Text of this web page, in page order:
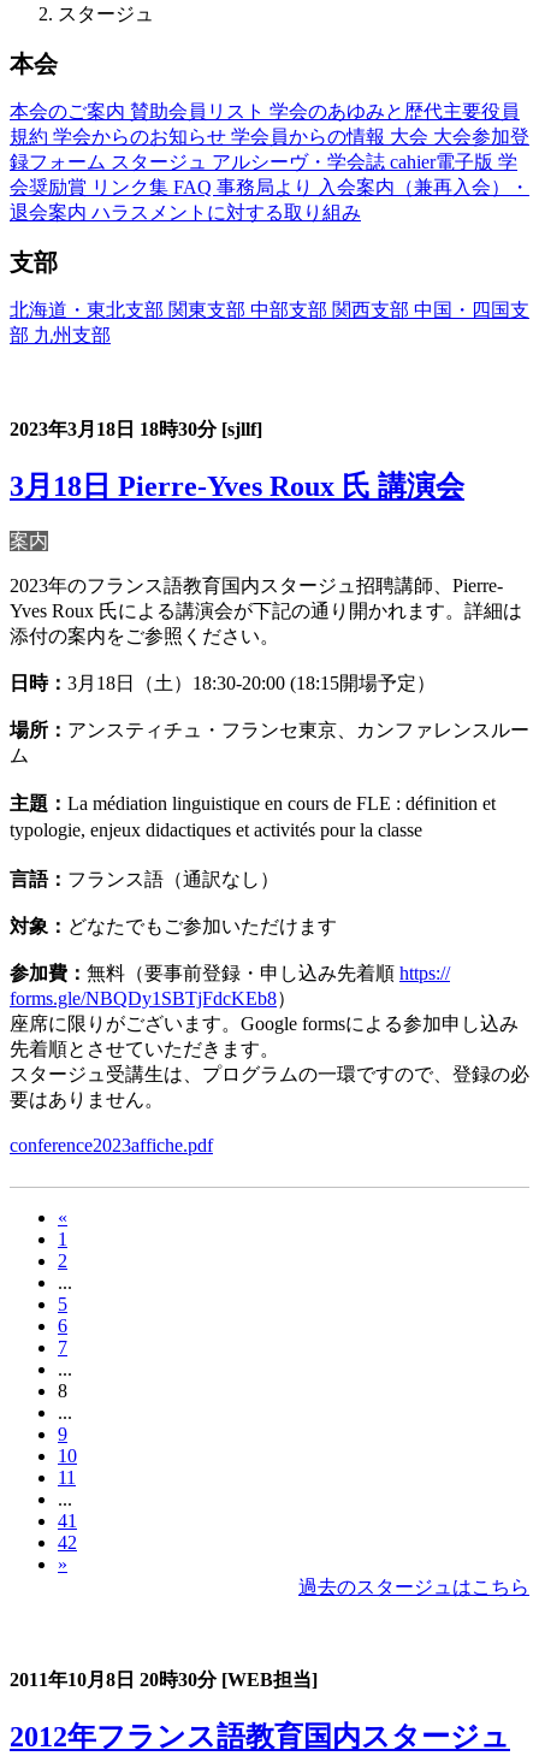
スタージュ
本会
本会のご案内 賛助会員リスト 学会のあゆみと歴代主要役員
規約 学会からのお知らせ 学会員からの情報 大会 大会参加登
録フォーム スタージュ アルシーヴ・学会誌 cahier電子版 学
会奨励賞 リンク集 FAQ 事務局より
入会案内（兼再入会）・
退会案内 ハラスメントに対する取り組み
支部
北海道・東北支部 関東支部 中部支部 関西支部 中国・四国支
部 九州支部
2023年3月18日 18時30分 [sjllf]
3月18日 Pierre-Yves Roux 氏 講演会
案内
2023年のフランス語教育国内スタージュ招聘講師、 Pierre-
Yves Roux 氏による講演会が下記の通り開かれます。 詳細は
添付の案内をご参照ください。
日時： 3月18日（土）18:30-20:00 (18:15開場予定）
場所： アンスティチュ・フランセ東京、カンファレンスルー
ム
主題： La médiation linguistique en cours de FLE : définition et
typologie, enjeux didactiques et activités pour la classe
言語： フランス語（通訳なし）
対象： どなたでもご参加いただけます
参加費： 無料（要事前登録・申し込み先着順 https://
forms.gle/NBQDy1SBTjFdcKEb8）
座席に限りがございます。Google formsによる参加申し込み
先着順とさせていただきます。
スタージュ受講生は、プログラムの一環ですので、 登録の必
要はありません。
conference2023affiche.pdf
«
1
2
...
5
6
7
...
8
...
9
10
11
...
41
42
»
過去のスタージュはこちら
2011年10月8日 20時30分 [WEB担当]
2012年フランス語教育国内スタージュ